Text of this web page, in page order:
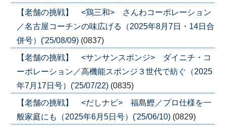
【老舗の挑戦】 <鶏三和> さんわコーポレーション
／名古屋コーチンの味広げる（2025年8月7日・14日合
併号）('25/08/09) (0837)
【老舗の挑戦】 <サンサンスポンジ> ダイニチ・コ
ーポレーション／高機能スポンジ３世代で紡ぐ（2025
年7月17日号）('25/07/22) (0835)
【老舗の挑戦】 <だしナビ> 福島鰹／プロ仕様を一
般家庭にも（2025年6月5日号）('25/06/10) (0829)